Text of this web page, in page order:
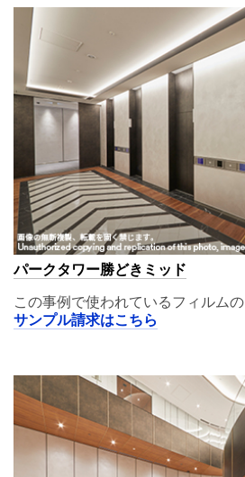
パークタワー勝どきミッド
この事例で使われているフィルムの
サンプル請求はこちら